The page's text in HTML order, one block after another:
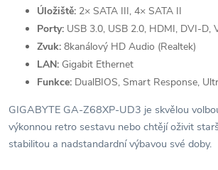
Úložiště: 2× SATA III, 4× SATA II
Porty: USB 3.0, USB 2.0, HDMI, DVI-D,
Zvuk: 8kanálový HD Audio (Realtek)
LAN: Gigabit Ethernet
Funkce: DualBIOS, Smart Response,
GIGABYTE GA-Z68XP-UD3 je skvělou
výkonnou retro sestavu nebo chtějí oživit
stabilitou a nadstandardní výbavou své doby.